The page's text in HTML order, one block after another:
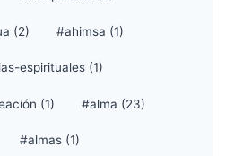
(2) #ahimsa (1)
espirituales (1)
(1) #alma (23)
#almas (1)